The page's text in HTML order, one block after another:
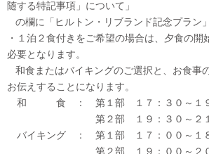
随する特記事項」について」
の欄に「ヒルトン・リブランド記念プラン
・１泊２食付きをご希望の場合は、夕食の開
必要となります。
和食またはバイキングのご選択と、お食事
お伝えすることになります。
和 食 ： 第１部 １７：３０～１９
第２部 １９：３０～２１
バイキング ： 第１部 １７：００～１
第２部 １９：００～２０